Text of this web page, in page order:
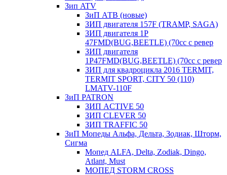
Зип ATV
ЗиП АТВ (новые)
ЗИП двигателя 157F (TRAMP, SAGA)
ЗИП двигателя 1P
47FMD(BUG,BEETLE) (70cc с ревер
ЗИП двигателя
1P47FMD(BUG,BEETLE) (70cc с ревер
ЗИП для квадроцикла 2016 TERMIT,
TERMIT SPORT, CITY 50 (110)
LMATV-110F
ЗиП PATRON
ЗИП ACTIVE 50
ЗИП CLEVER 50
ЗИП TRAFFIC 50
ЗиП Мопеды Альфа, Дельта, Зодиак, Шторм,
Сигма
Мопед ALFA, Delta, Zodiak, Dingo,
Atlant, Must
МОПЕД STORM CROSS